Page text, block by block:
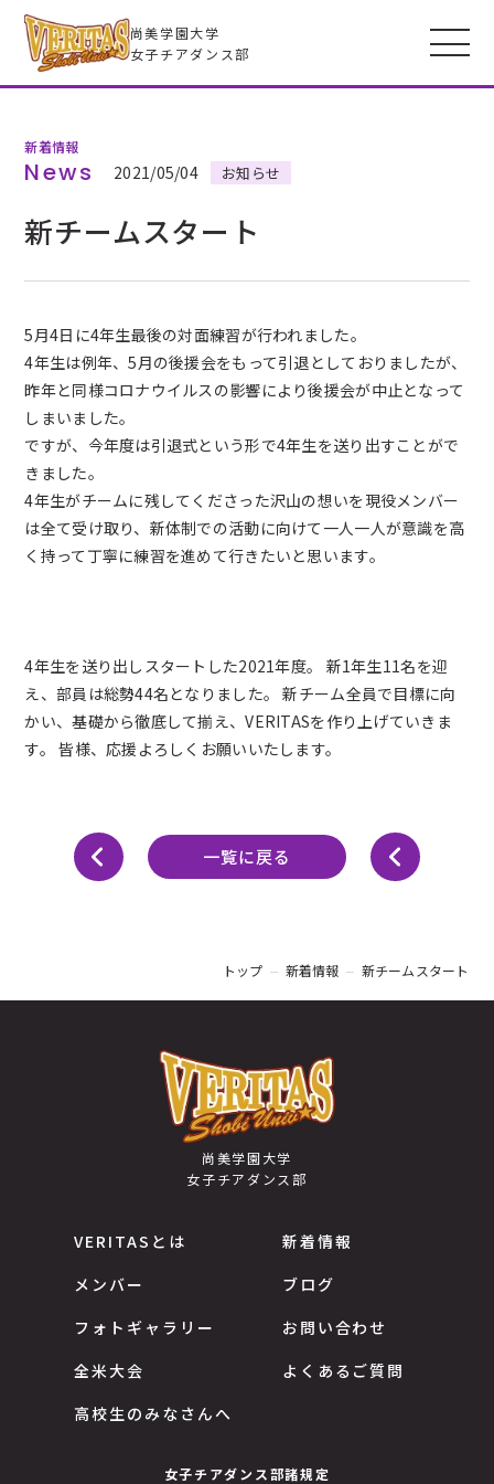
尚美学園大学
女子チアダンス部
VERITASとは
メンバー
全米大会
高校生のみなさんへ
新着情報
よくあるご質問
プライバシーポリシー
新着情報
News 2021/05/04 お知らせ
新チームスタート
5月4日に4年生最後の対面練習が行われました。
4年生は例年、5月の後援会をもって引退としておりましたが、
昨年と同様コロナウイルスの影響により後援会が中止となって
しまいました。
ですが、今年度は引退式という形で4年生を送り出すことがで
きました。
4年生がチームに残してくださった沢山の想いを現役メンバー
は全て受け取り、新体制での活動に向けて一人一人が意識を高
く持って丁寧に練習を進めて行きたいと思います。
4年生を送り出しスタートした2021年度。 新1年生11名を迎
え、部員は総勢44名となりました。 新チーム全員で目標に向
かい、基礎から徹底して揃え、VERITASを作り上げていきま
す。 皆様、応援よろしくお願いいたします。
一覧に戻る
トップ 新着情報 新チームスタート
尚美学園大学
女子チアダンス部
VERITASとは
新着情報
メンバー
ブログ
フォトギャラリー
お問い合わせ
全米大会
よくあるご質問
高校生のみなさんへ
女子チアダンス部諸規定